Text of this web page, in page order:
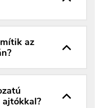
az
ajtókkal?